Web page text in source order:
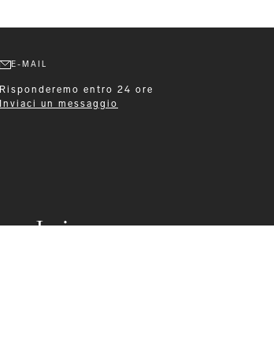
Leisurewear
E-MAIL
Risponderemo entro 24 ore
Inviaci un messaggio